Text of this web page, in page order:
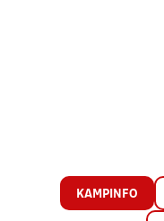
KAMPINFO